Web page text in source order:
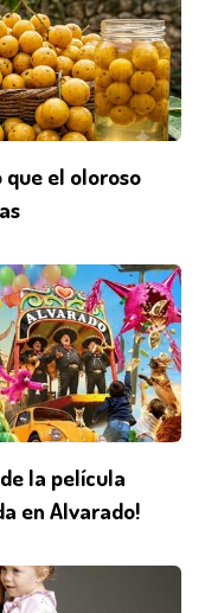
el oloroso
la película
en Alvarado!